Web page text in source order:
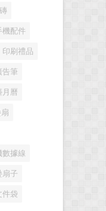
機配件
印刷禮品
告筆
月曆
數據線
扇子
件袋